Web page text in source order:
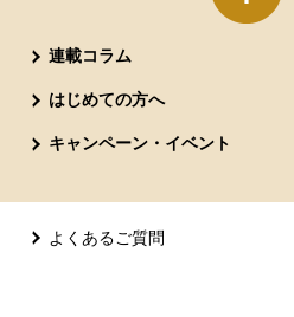
連載コラム
はじめての方へ
キャンペーン・イベント
よくあるご質問